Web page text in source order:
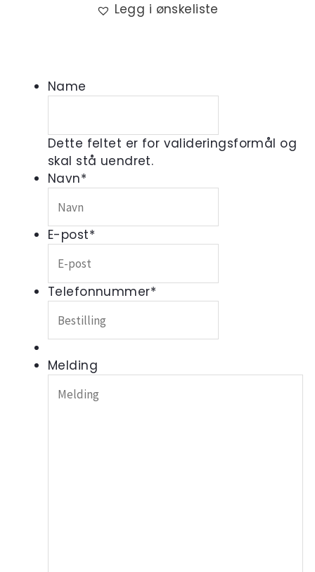
Legg i ønskeliste
Name
Dette feltet er for valideringsformål og
skal stå uendret.
Navn*
E-post*
Telefonnummer*
Melding